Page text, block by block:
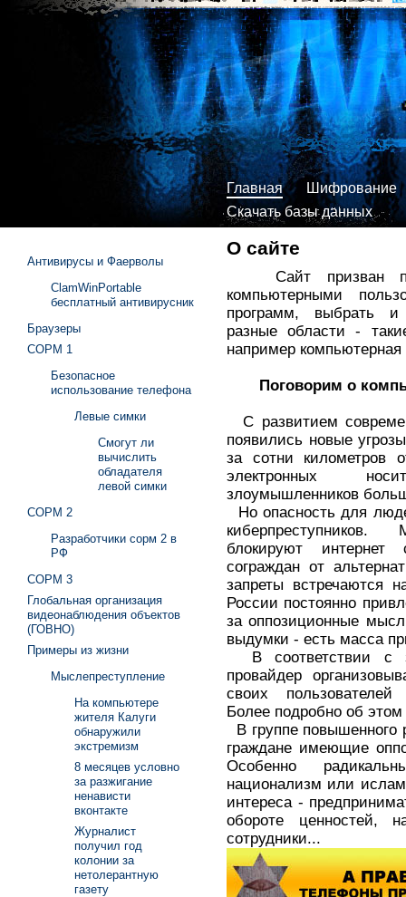
Главная
Шифрование
Скачать базы данных
О сайте
Сайт призван
компьютерными
программ, выбрать и
разные области -
например компьютерная
Поговорим о
С развитием
появились новые
за сотни километров
электронных
злоумышленников
Но опасность для
блокируют
сограждан от
запреты встречаются
России постоянно
за оппозиционные
выдумки - есть масса
В соответствии с
провайдер
своих пользователей
Более подробно об
В группе
граждане имеющие
Особенно
национализм или
интереса -
обороте ценностей,
сотрудники...
Антивирусы и Фаерволы
ClamWinPortable
бесплатный антивирусник
Браузеры
СОРМ 1
Безопасное
использование телефона
Левые симки
Смогут ли
вычислить
обладателя
левой симки
СОРМ 2
Разработчики сорм 2 в
РФ
СОРМ 3
Глобальная организация
видеонаблюдения объектов
(ГОВНО)
Примеры из жизни
Мыслепреступление
На компьютере
жителя Калуги
обнаружили
экстремизм
8 месяцев условно
за разжигание
ненависти
вконтакте
Журналист
получил год
колонии за
нетолерантную
газету